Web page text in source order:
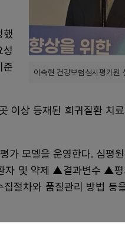
이숙현 건강보험심사평가원
했
준
이상 등재된 희귀질환 치
가 모델을 운영한다. 심평
자 및 약제 ▲결과변수 ▲
절차와 품질관리 방법 등
고, 해당 자료를 근거로 평